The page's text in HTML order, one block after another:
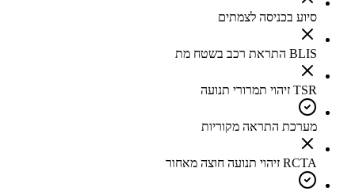
סיוע בכניסה לצמתים
BLIS התראת רכב בשטח מת
TSR זיהוי תמרורי תנועה
מערכת התראה מקוריות
RCTA זיהוי תנועה חוצה מאחור